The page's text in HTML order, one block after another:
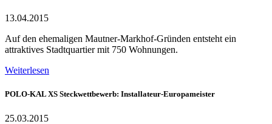
13.04.2015
Auf den ehemaligen Mautner-Markhof-Gründen entsteht ein
attraktives Stadtquartier mit 750 Wohnungen.
Weiterlesen
POLO-KAL XS Steckwettbewerb: Installateur-Europameister
25.03.2015